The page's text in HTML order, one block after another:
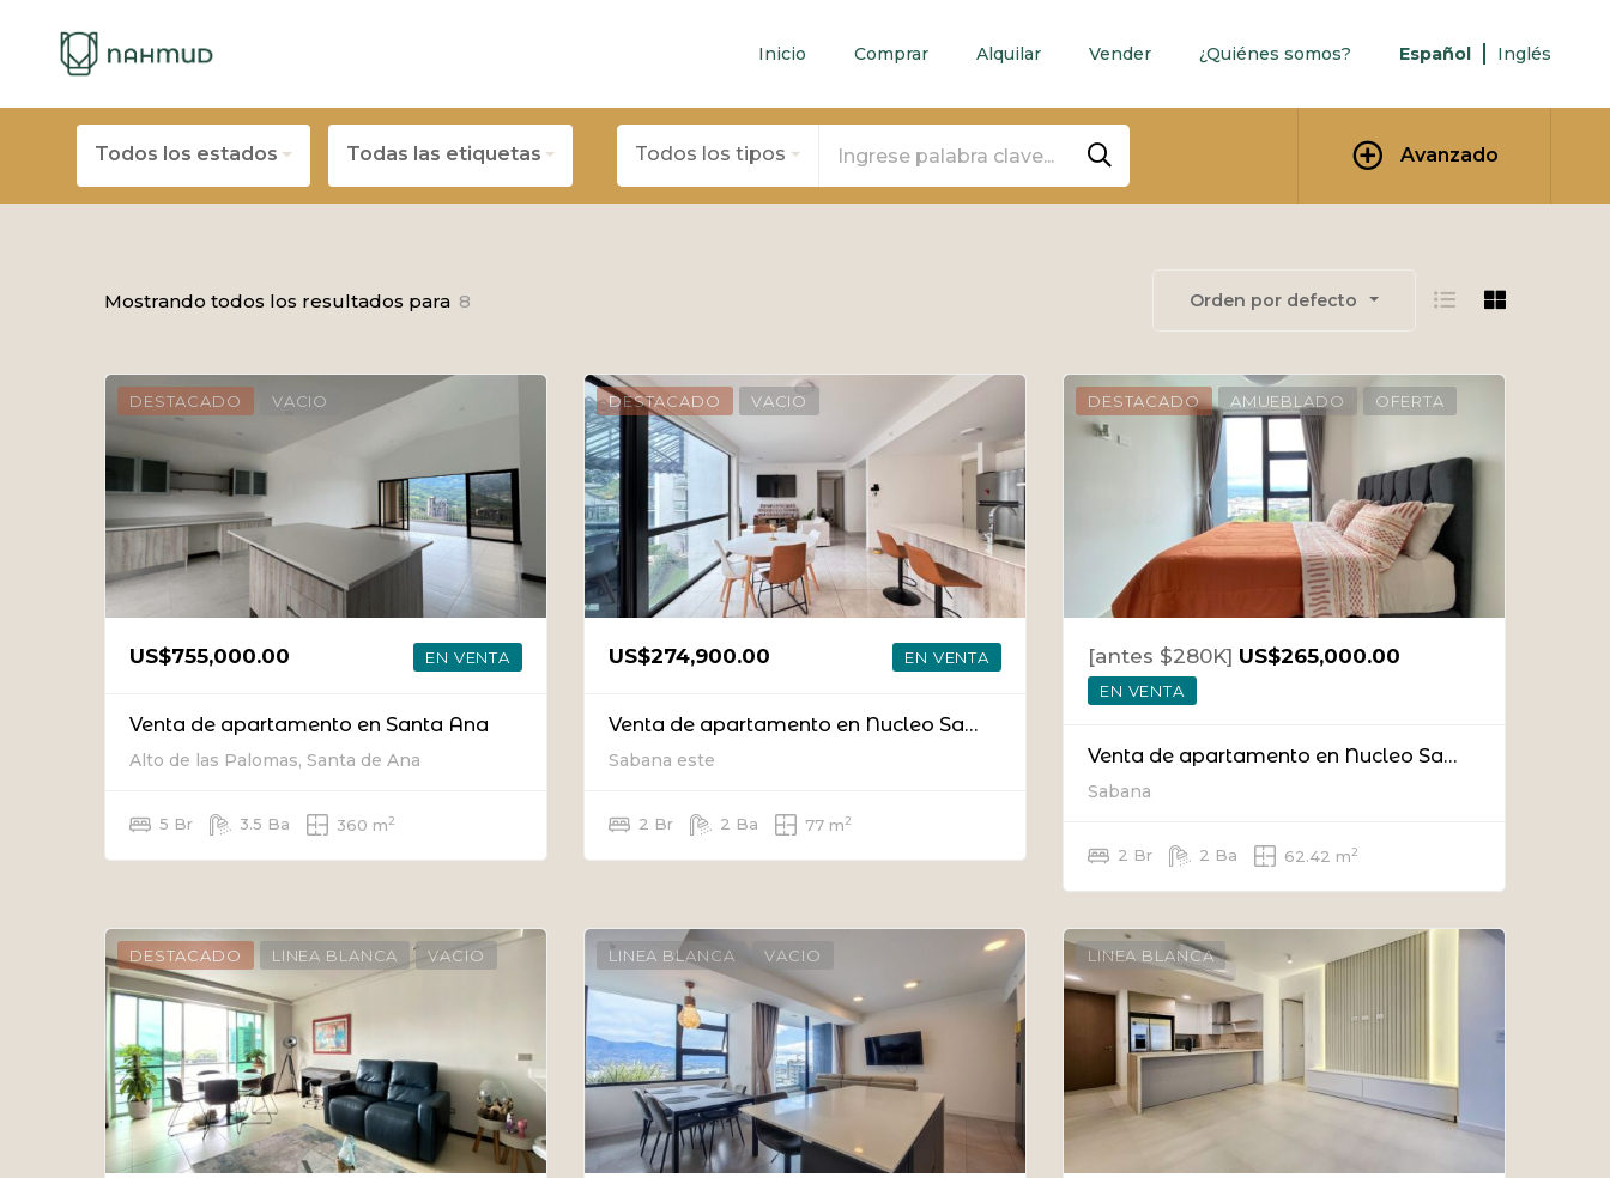
Inicio Comprar Alquilar Vender ¿Quiénes somos? Español Inglés
Todos los estados Todas las etiquetas Todos los tipos Avanzado
Mostrando todos los resultados para 8 Orden por defecto
DESTACADO VACIO
US$755,000.00 EN VENTA
Venta de apartamento en Santa Ana
Alto de las Palomas, Santa de Ana
5 Br 3.5 Ba 360 m2
DESTACADO VACIO
US$274,900.00 EN VENTA
Venta de apartamento en Nucleo Sabana
Sabana este
2 Br 2 Ba 77 m2
DESTACADO AMUEBLADO OFERTA
[antes $280K] US$265,000.00
EN VENTA
Venta de apartamento en Nucleo Sabana
Sabana
2 Br 2 Ba 62.42 m2
DESTACADO LINEA BLANCA VACIO LINEA BLANCA VACIO LINEA BLANCA